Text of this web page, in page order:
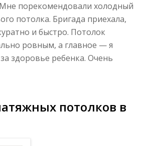
порекомендовали холодный
потолка. Бригада приехала,
и быстро. Потолок
ровным, а главное — я
здоровье ребенка. Очень
потолков в